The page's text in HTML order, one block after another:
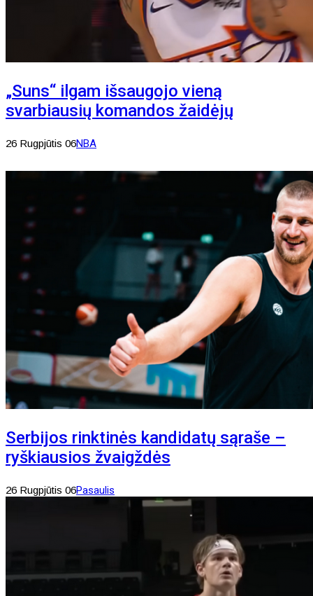
„Suns“ ilgam išsaugojo vieną
svarbiausių komandos žaidėjų
26 Rugpjūtis 06NBA
Serbijos rinktinės kandidatų sąraše –
ryškiausios žvaigždės
26 Rugpjūtis 06Pasaulis